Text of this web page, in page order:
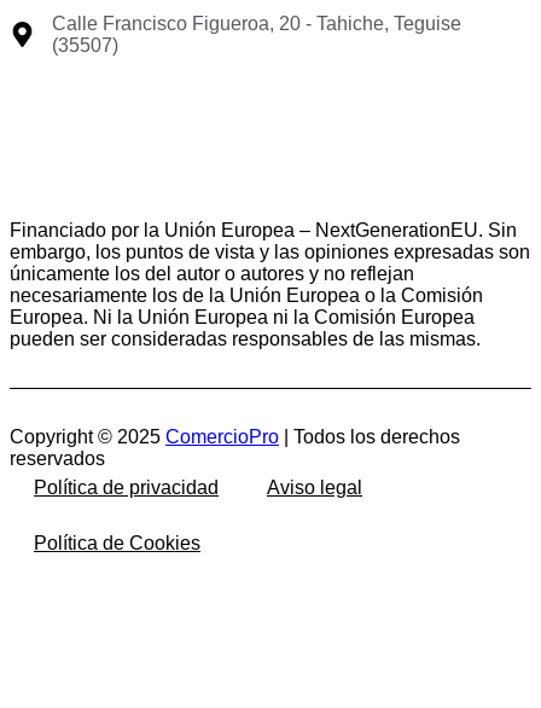
Calle Francisco Figueroa, 20 - Tahiche, Teguise
(35507)
Financiado por la Unión Europea – NextGenerationEU. Sin
embargo, los puntos de vista y las opiniones expresadas son
únicamente los del autor o autores y no reflejan
necesariamente los de la Unión Europea o la Comisión
Europea. Ni la Unión Europea ni la Comisión Europea
pueden ser consideradas responsables de las mismas.
Copyright © 2025 ComercioPro | Todos los derechos
reservados
Política de privacidad
Aviso legal
Política de Cookies